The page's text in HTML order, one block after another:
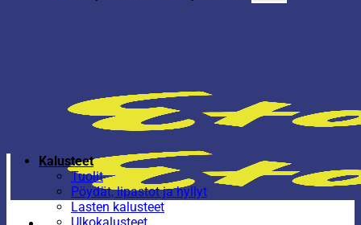
Kalusteet
Tuolit
Pöydät, lipastot ja hyllyt
Lasten kalusteet